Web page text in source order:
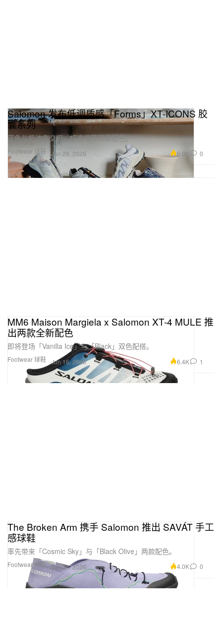
Footwear 球鞋
Salomon 发布低调质感「Forms」XT-ICONS 胶
囊系列
蓝色与奶油色交织，打造极简高级配色。
Jun 28, 2026 6.9K 0
Footwear 球鞋
MM6 Maison Margiela x Salomon XT-4 MULE 推
出两款全新配色
即将登场「Vanilla Ice」与「Black」双色配搭。
Jun 16, 2026 6.4K 1
Footwear 球鞋
The Broken Arm 携手 Salomon 推出 SAVÁT 手工
感球鞋
率先带来「Cosmic Sky」与「Black Olive」两款配色。
Jun 11, 2026 4.0K 0